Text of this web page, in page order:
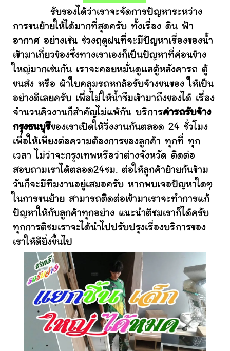
รับรองได้ว่าเราจะจัดการปัญหาระหว่าง
การขนย้ายให้ได้มากที่สุดครับ ทั้งเรื่อง ดิน ฟ้า
อากาศ อย่างเช่น ช่วงฤดูฝนที่จะมีปัญหาเรื่องของน้ำ
เข้ามาเกี่ยวข้องซึ่งทางเราเองก็เป็นปัญหาที่ค่อนข้าง
ใหญ่มากเช่นกัน เราจะคอยหมั่นดูแลตู้หลังคารถ ตู้
ขนส่ง หรือ ผ้าใบคลุมรถหกล้อรับจ้างขนของ ให้เป็น
อย่างดีเลยครับ เพื่อไม่ให้น้ำซึมเข้ามาถึงของได้ เรื่อง
จำนวนคิวงานก็สำคัญไม่แพ้กัน บริการค่ารถรับจ้าง
กรุงธนบุรีของเราเปิดให้วิ่งงานกันตลอด 24 ชั่วโมง
เพื่อให้เพียงต่อความต้องการของลูกค้า ทุกที่ ทุก
เวลา ไม่ว่าจะกรุงเทพหรือว่าต่างจังหวัด ติดต่อ
สอบถามเราได้ตลอด24ชม. ต่อให้ลูกค้าย้ายกันข้าม
วันก็จะมีทีมงานอยู่เสมอครับ หากพบเจอปัญหาใดๆ
ในการขนย้าย สามารถติดต่อเข้ามาเราจะทำการแก้
ปัญหาให้กับลูกค้าทุกอย่าง แนะนำติชมเราก็ได้ครับ
ทุกการติชมเราจะได้นำไปปรับปรุงเรื่องบริการของ
เราให้ดียิ่งขึ้นไป